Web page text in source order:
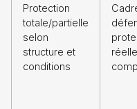
Protection
totale/partielle
selon
structure et
conditions